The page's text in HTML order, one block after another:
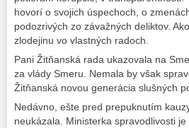
hovorí o svojich úspechoch, o
podozrivých zo závažných deliktov.
zlodejinu vo vlastných radoch.
Pani Žitňanská rada ukazovala na
za vlády Smeru. Nemala by však
Žitňanská novou generácia slušných
Nedávno, ešte pred prepuknutím
neukázala. Ministerka spravodlivosti